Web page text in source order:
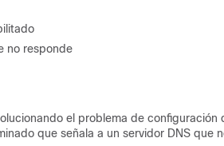
no responde
el problema de configuración
que señala a un servidor DNS que